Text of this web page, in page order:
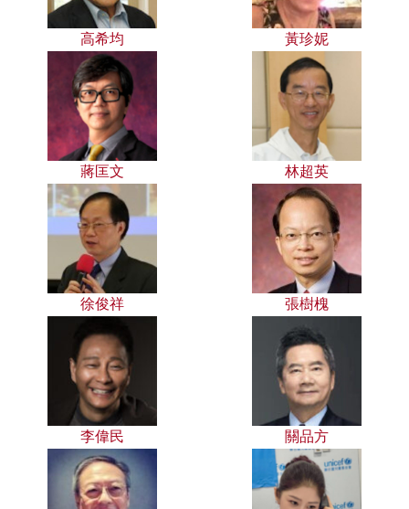
高希均 黃珍妮
蔣匡文 林超英
徐俊祥 張樹槐
李偉民 關品方